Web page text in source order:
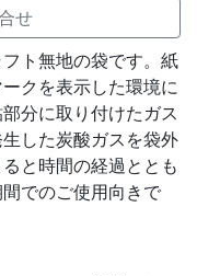
せ
ト無地の袋です。紙
クを表示した環境に
分に取り付けたガス
した炭酸ガスを袋外
と時間の経過ととも
でのご使用向きで